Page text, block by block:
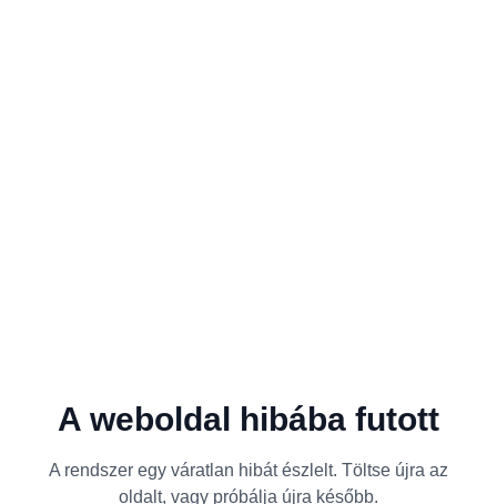
A weboldal hibába futott
A rendszer egy váratlan hibát észlelt. Töltse újra az
oldalt, vagy próbálja újra később.